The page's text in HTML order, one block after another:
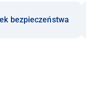
bezpieczeństwa